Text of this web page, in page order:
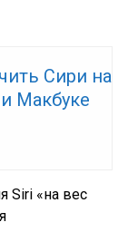
Сири на
Макбуке
Siri «на вес